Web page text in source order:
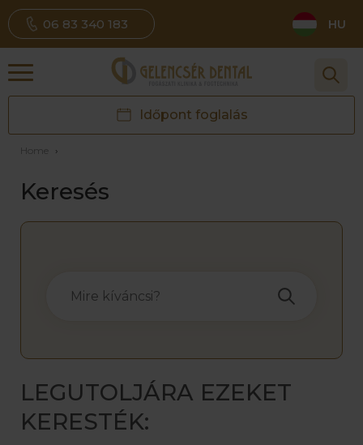
06 83 340 183 HU
Időpont foglalás
Home ›
Keresés
LEGUTOLJÁRA EZEKET
KERESTÉK: